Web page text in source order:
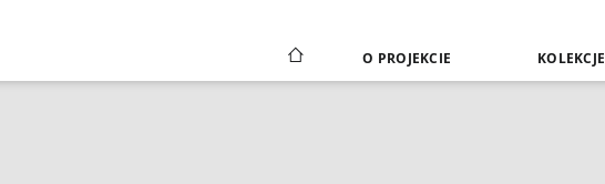
O PROJEKCIE KOLEKCJE